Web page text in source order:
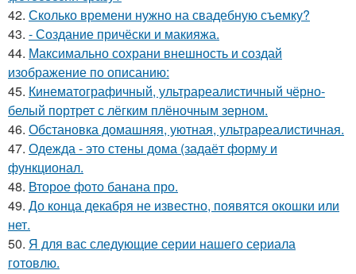
42. Сколько времени нужно на свадебную съемку?
43. - Создание причёски и макияжа.
44. Максимально сохрани внешность и создай
изображение по описанию:
45. Кинематографичный, ультрареалистичный чёрно-
белый портрет с лёгким плёночным зерном.
46. Обстановка домашняя, уютная, ультрареалистичная.
47. Одежда - это стены дома (задаёт форму и
функционал.
48. Второе фото банана про.
49. До конца декабря не известно, появятся окошки или
нет.
50. Я для вас следующие серии нашего сериала
готовлю.